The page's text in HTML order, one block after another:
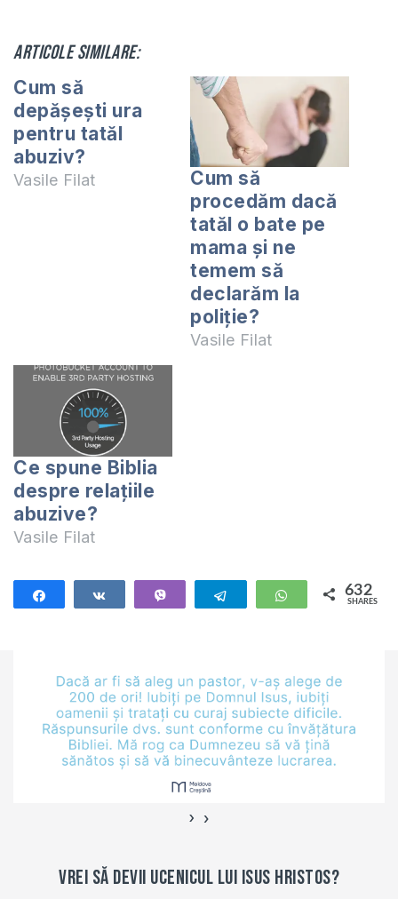
Articole similare:
Cum să
depășești ura
pentru tatăl
abuziv?
Vasile Filat
Cum să
procedăm dacă
tatăl o bate pe
mama şi ne
temem să
declarăm la
poliţie?
Vasile Filat
Ce spune Biblia
despre relațiile
abuzive?
Vasile Filat
Telegram WhatsApp
632
SHARES
‹ ›
Vrei să devii ucenicul lui Isus Hristos?